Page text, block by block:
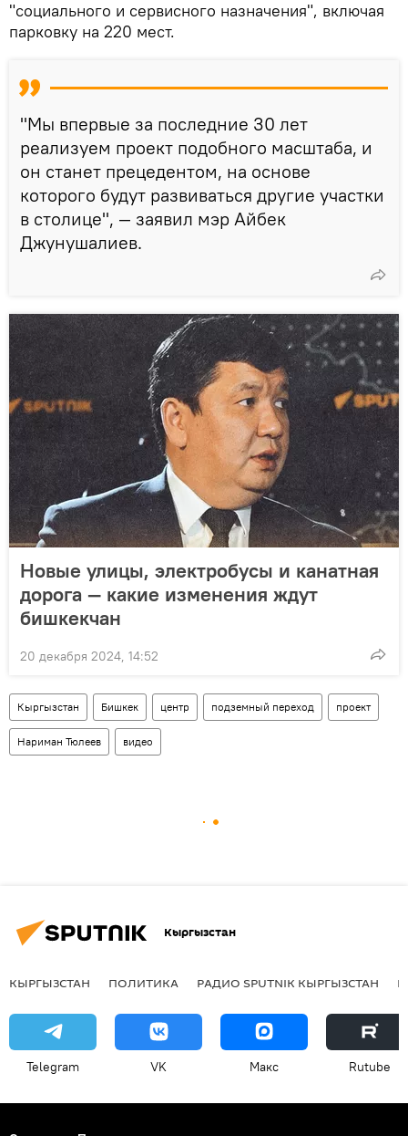
"социального и сервисного назначения", включая
парковку на 220 мест.
"Мы впервые за последние 30 лет
реализуем проект подобного масштаба, и
он станет прецедентом, на основе
которого будут развиваться другие участки
в столице", — заявил мэр Айбек
Джунушалиев.
Новые улицы, электробусы и канатная
дорога — какие изменения ждут
бишкекчан
20 декабря 2024, 14:52
Кыргызстан Бишкек центр подземный переход проект
Нариман Тюлеев видео
Кыргызстан
КЫРГЫЗСТАН ПОЛИТИКА РАДИО SPUTNIK КЫРГЫЗСТАН
Telegram VK Макс Rutube